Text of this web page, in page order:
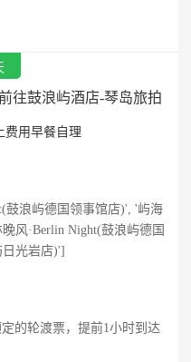
往鼓浪屿酒店-琴岛旅拍
费用早餐自理
鼓浪屿德国领事馆店)', '屿海
风·Berlin Night(鼓浪屿德国
光岩店)']
的轮渡票，提前1小时到达